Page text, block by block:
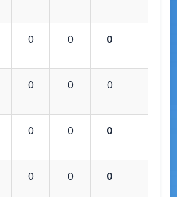
0 0 0
0 0 0
0 0 0
0 0 0